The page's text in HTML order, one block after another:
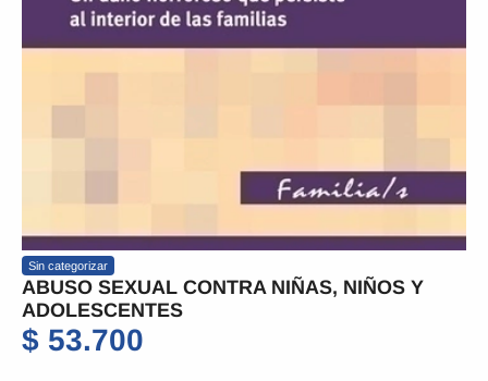
Sin categorizar
ABUSO SEXUAL CONTRA NIÑAS, NIÑOS Y
ADOLESCENTES
$ 53.700